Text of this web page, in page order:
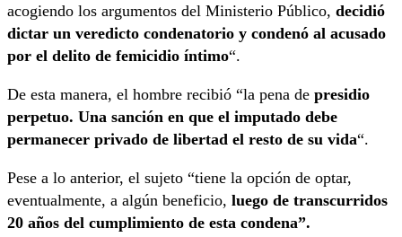
acogiendo los argumentos del Ministerio Público, decidió
dictar un veredicto condenatorio y condenó al acusado
por el delito de femicidio íntimo“.
De esta manera, el hombre recibió “la pena de presidio
perpetuo. Una sanción en que el imputado debe
permanecer privado de libertad el resto de su vida“.
Pese a lo anterior, el sujeto “tiene la opción de optar,
eventualmente, a algún beneficio, luego de transcurridos
20 años del cumplimiento de esta condena”.